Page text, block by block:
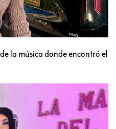
la música donde encontró el